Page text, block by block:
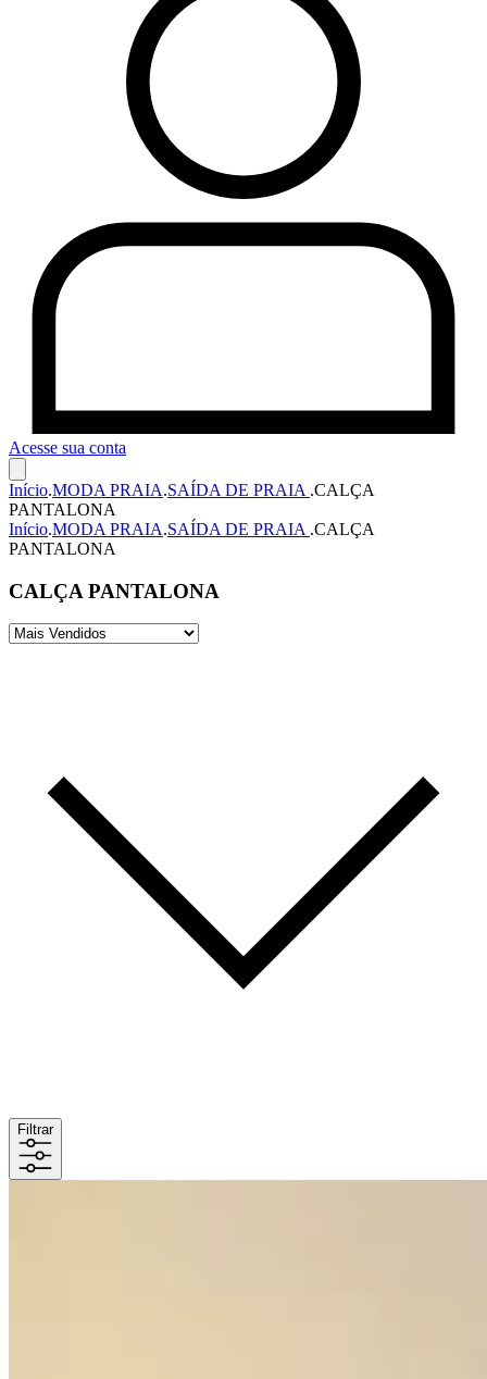
Acesse sua conta
Início.MODA PRAIA.SAÍDA DE PRAIA .CALÇA
PANTALONA
Início.MODA PRAIA.SAÍDA DE PRAIA .CALÇA
PANTALONA
CALÇA PANTALONA
Filtrar